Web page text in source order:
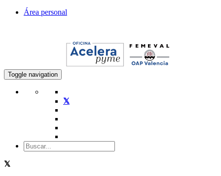
Área personal
Toggle navigation